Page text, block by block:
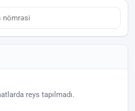
reys tapılmadı.